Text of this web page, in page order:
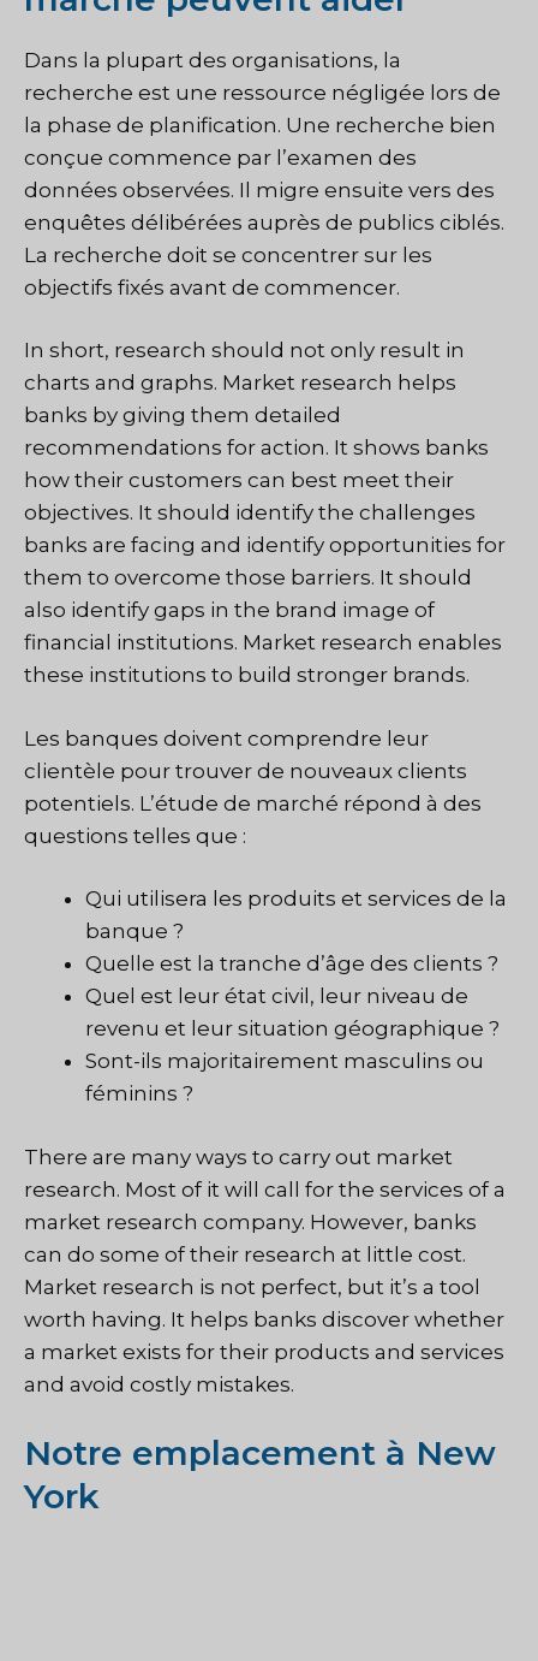
Dans la plupart des organisations, la
recherche est une ressource négligée lors de
la phase de planification. Une recherche bien
conçue commence par l’examen des
données observées. Il migre ensuite vers des
enquêtes délibérées auprès de publics ciblés.
La recherche doit se concentrer sur les
objectifs fixés avant de commencer.
In short, research should not only result in
charts and graphs. Market research helps
banks by giving them detailed
recommendations for action. It shows banks
how their customers can best meet their
objectives. It should identify the challenges
banks are facing and identify opportunities for
them to overcome those barriers. It should
also identify gaps in the brand image of
financial institutions. Market research enables
these institutions to build stronger brands.
Les banques doivent comprendre leur
clientèle pour trouver de nouveaux clients
potentiels. L’étude de marché répond à des
questions telles que :
Qui utilisera les produits et services de la
banque ?
Quelle est la tranche d’âge des clients ?
Quel est leur état civil, leur niveau de
revenu et leur situation géographique ?
Sont-ils majoritairement masculins ou
féminins ?
There are many ways to carry out market
research. Most of it will call for the services of a
market research company. However, banks
can do some of their research at little cost.
Market research is not perfect, but it’s a tool
worth having. It helps banks discover whether
a market exists for their products and services
and avoid costly mistakes.
Notre emplacement à New
York